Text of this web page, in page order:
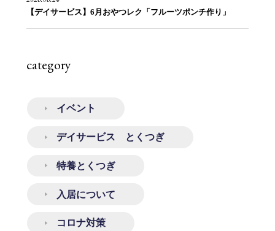
【デイサービス】6月おやつレク「フルーツポンチ作り」
category
イベント
デイサービス とくつぎ
特養とくつぎ
入居について
コロナ対策